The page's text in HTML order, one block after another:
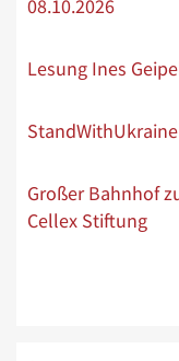
08.10.2026
Lesung Ines
StandWithUkraine
Großer Bahnhof
Cellex Stiftung